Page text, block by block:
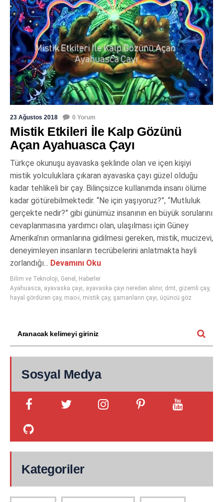
23 Ağustos 2018 0 Yorum
Mistik Etkileri İle Kalp Gözünü
Açan Ayahuasca Çayı
Türkçe okunuşu ayavaska şeklinde olan ve içen kişiyi
mistik yolculuklara çıkaran ayavaska çayı güzel olduğu
kadar tehlikeli bir çay. Bilinçsizce kullanımda insanı ölüme
kadar götürebilmektedir. “Ne için yaşıyoruz?”, “Mutluluk
gerçekte nedir?” gibi günümüz insanının en büyük sorularını
cevaplanmasına yardımcı olan, ulaşılması için Güney
Amerika’nın ormanlarına gidilmesi gereken, mistik, mucizevi,
deneyimleyen insanların tecrübelerini anlatmakta hayli
zorlandığı... Devamını Oku
Bilim ve Teknoloji Genel
Haberler
Ayahuasca ayavaska çayı ayavaska çayı nereden alınır, dmt gizemli çay,
hayal gördüren çay, mao-i mistik çay, şamanların çayı üçüncü göz
Sosyal Medya
Kategoriler